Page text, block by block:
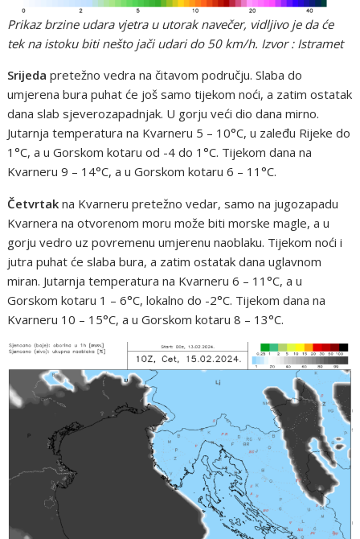
Prikaz brzine udara vjetra u utorak navečer, vidljivo je da će
tek na istoku biti nešto jači udari do 50 km/h. Izvor : Istramet
Srijedapretežno vedra na čitavom području. Slaba do
umjerena bura puhat će još samo tijekom noći, a zatim ostatak
dana slab sjeverozapadnjak. U gorju veći dio dana mirno.
Jutarnja temperatura na Kvarneru 5 – 10°C, u zaleđu Rijeke do
1°C, a u Gorskom kotaru od -4 do 1°C. Tijekom dana na
Kvarneru 9 – 14°C, a u Gorskom kotaru 6 – 11°C.
Četvrtak na Kvarneru pretežno vedar, samo na jugozapadu
Kvarnera na otvorenom moru može biti morske magle, a u
gorju vedro uz povremenu umjerenu naoblaku. Tijekom noći i
jutra puhat će slaba bura, a zatim ostatak dana uglavnom
miran. Jutarnja temperatura na Kvarneru 6 – 11°C, a u
Gorskom kotaru 1 – 6°C, lokalno do -2°C. Tijekom dana na
Kvarneru 10 – 15°C, a u Gorskom kotaru 8 – 13°C.